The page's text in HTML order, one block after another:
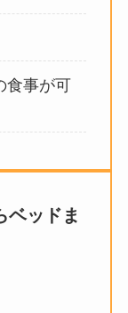
食事が可
ベッドま